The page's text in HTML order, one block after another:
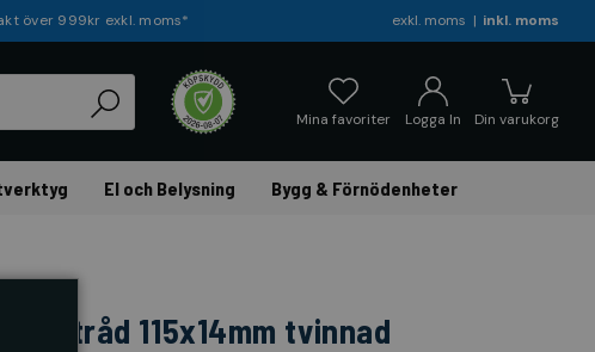
exkl. moms inkl. moms
över 999kr exkl. moms*
Din varukorg
Logga In
Mina favoriter
El och Belysning Bygg & Förnödenheter
115x14mm tvinnad